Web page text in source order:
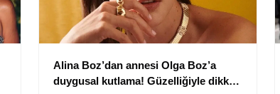
Alina Boz’dan annesi Olga Boz’a
duygusal kutlama! Güzelliğiyle dikkat